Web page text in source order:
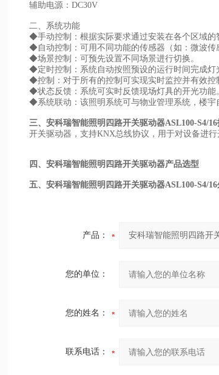
辅助电源：DC30V
二、系统功能
◆手动控制：根据实际要求通过安装在各个区域的
◆自动控制：可用不同功能的传感器（如：微波传
◆场景控制：可预先设置不同场景进行切换。
◆定时控制：系统自动按照预设的运行时间完成灯
◆控制：对于所有的控制可实现实时监控并有效控
◆状态反馈：系统可实时反馈现场灯具的开光功能
◆系统联动：该照明系统可与物业管理系统，楼宇
三、 安科瑞智能照明四路开关驱动器ASL100-S4/16
开关驱动器，支持KNX总线协议，用于对设备进
四、安科瑞智能照明四路开关驱动器产品选型
五、 安科瑞智能照明四路开关驱动器ASL100-S4/16
产品：
您的单位：
您的姓名：
联系电话：